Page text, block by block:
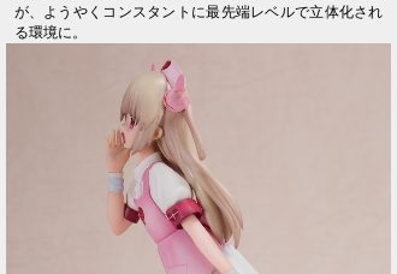
が、ようやくコンスタントに最先端レベルで立体化され
る環境に。